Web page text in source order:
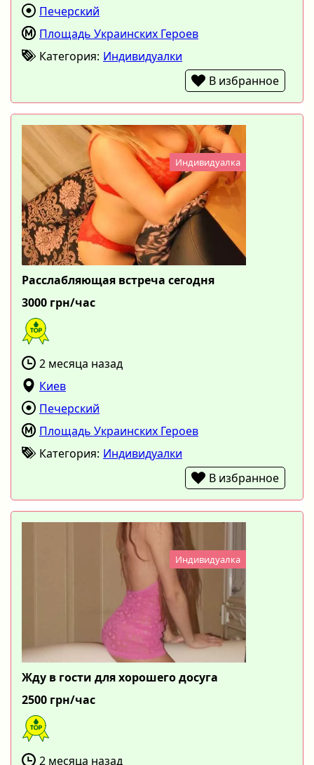
Печерский
Площадь Украинских Героев
Категория: Индивидуалки
В избранное
Индивидуалка
Расслабляющая встреча сегодня
3000 грн/час
2 месяца назад
Киев
Печерский
Площадь Украинских Героев
Категория: Индивидуалки
В избранное
Индивидуалка
Жду в гости для хорошего досуга
2500 грн/час
2 месяца назад